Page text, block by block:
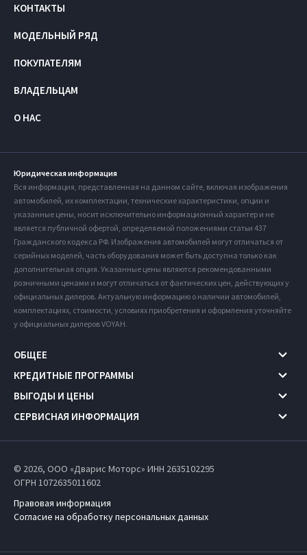
КОНТАКТЫ
МОДЕЛЬНЫЙ РЯД
ПОКУПАТЕЛЯМ
ВЛАДЕЛЬЦАМ
О НАС
Юридическая информация
Вся информация, представленная на данном сайте, включая изображения
автомобилей, их комплектации, технические характеристики, опции и
указанные цены, носит исключительно информационный характер и не
является публичной офертой, определяемой положениями статьи 437
Гражданского кодекса РФ. Изображения автомобилей могут отличаться от
серийных моделей, часть оборудования может быть доступна только как
дополнительная опция. Указанные цены являются рекомендованными
розничными ценами и могут отличаться от фактических цен, действующих у
официальных дилеров. Актуальную информацию о наличии автомобилей,
комплектациях, стоимости, условиях приобретения и оформления уточняйте
у официальных дилеров VOYAH.
ОБЩЕЕ
КРЕДИТНЫЕ ПРОГРАММЫ
ВЫГОДЫ И ЦЕНЫ
СЕРВИСНАЯ ИНФОРМАЦИЯ
© 2026, ООО «Дварис Моторс» ИНН 2635102295
ОГРН 1072635011602
Правовая информация
Согласие на обработку персональных данных